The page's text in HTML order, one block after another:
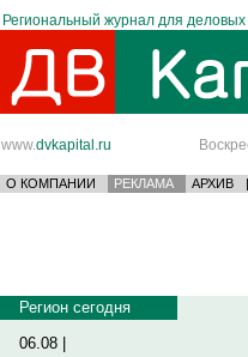
Региональный журнал для деловых
www.dvkapital.ru
О КОМПАНИИ РЕКЛАМА АРХИВ |
Регион сегодня
06.08 |